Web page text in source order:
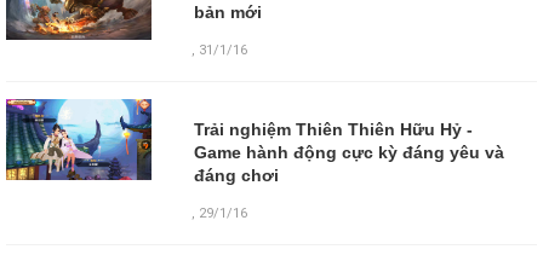
bản mới
, 31/1/16
Trải nghiệm Thiên Thiên Hữu Hỷ -
Game hành động cực kỳ đáng yêu và
đáng chơi
, 29/1/16